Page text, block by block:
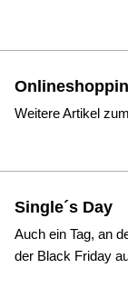
Weitere Artikel
Single´s Day
Auch ein Tag, an
der Black Friday